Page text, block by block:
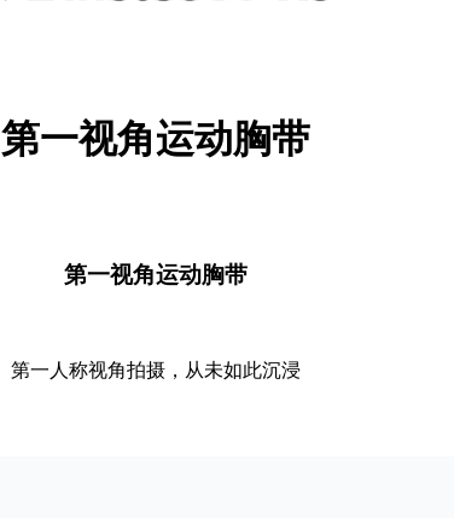
第一视角运动胸带
第一视角运动胸带
第一人称视角拍摄，从未如此沉浸